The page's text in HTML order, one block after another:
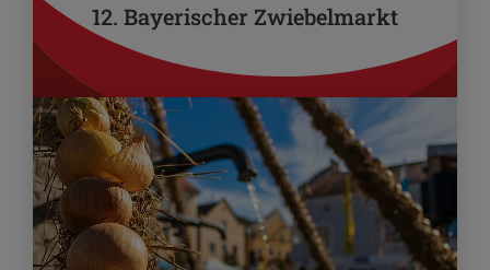
12. Bayerischer Zwiebelmarkt